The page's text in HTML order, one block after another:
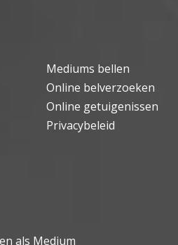
Mediums bellen
Online belverzoeken
Online getuigenissen
Privacybeleid
als Medium